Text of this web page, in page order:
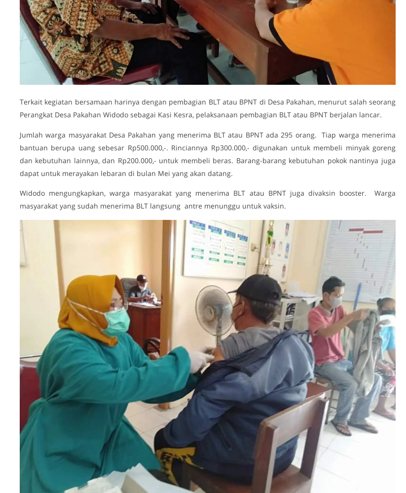
Terkait kegiatan bersamaan harinya dengan pembagian BLT atau BPNT di Desa Pakahan, menurut salah seorang
Perangkat Desa Pakahan Widodo sebagai Kasi Kesra, pelaksanaan pembagian BLT atau BPNT berjalan lancar.
Jumlah warga masyarakat Desa Pakahan yang menerima BLT atau BPNT ada 295 orang. Tiap warga menerima
bantuan berupa uang sebesar Rp500.000,-. Rinciannya Rp300.000,- digunakan untuk membeli minyak goreng
dan kebutuhan lainnya, dan Rp200.000,- untuk membeli beras. Barang-barang kebutuhan pokok nantinya juga
dapat untuk merayakan lebaran di bulan Mei yang akan datang.
Widodo mengungkapkan, warga masyarakat yang menerima BLT atau BPNT juga divaksin booster. Warga
masyarakat yang sudah menerima BLT langsung antre menunggu untuk vaksin.